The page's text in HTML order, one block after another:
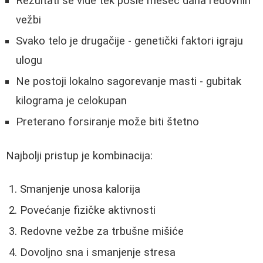
vežbi
Svako telo je drugačije - genetički faktori igraju
ulogu
Ne postoji lokalno sagorevanje masti - gubitak
kilograma je celokupan
Preterano forsiranje može biti štetno
Najbolji pristup je kombinacija:
Smanjenje unosa kalorija
Povećanje fizičke aktivnosti
Redovne vežbe za trbušne mišiće
Dovoljno sna i smanjenje stresa